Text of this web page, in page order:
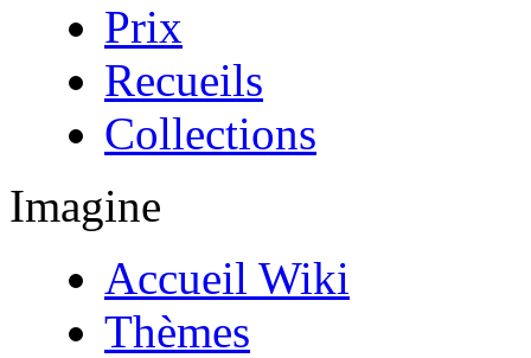
Prix
Recueils
Collections
Imagine
Accueil Wiki
Thèmes